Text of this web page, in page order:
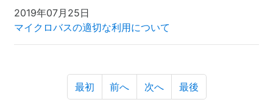
2019年07月25日
マイクロバスの適切な利用について
最初 前へ 次へ 最後